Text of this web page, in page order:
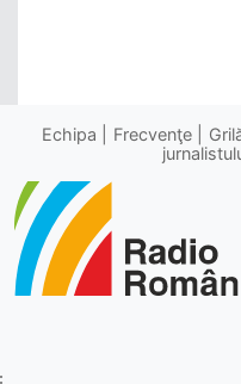
Echipa Frecvenţe